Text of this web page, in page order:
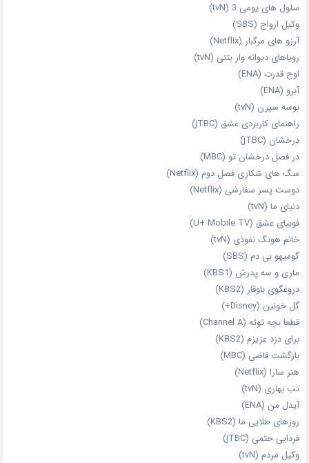
سلول های یومی 3 (tvN)
وکیل ارواح (SBS)
آرزو های مرگبار (Netflix)
رویاهای دیوانه‌ وار بتنی (tvN)
اوج قدرت (ENA)
آبرو (ENA)
بوسه سیرن (tvN)
راهنمای کاربردی عشق (jTBC)
درخشان (jTBC)
در فصل درخشان تو (MBC)
سگ های شکاری فصل دوم (Netflix)
دوست‌ پسر سفارشی (Netflix)
دنیای ما (tvN)
فوبیای عشق (U+ Mobile TV)
خانم هونگ نفوذی (tvN)
گومیهو بی دم (SBS)
ماری و سه پدرش (KBS1)
دروغگوی باوقار (KBS2)
گل خونین (Disney+)
قطعا بچه توئه (Channel A)
برای دزد عزیزم (KBS2)
بازگشت قاضی (MBC)
هنر سارا (Netflix)
تب بهاری (tvN)
آیدل من (ENA)
روزهای طلایی ما (KBS2)
فردایی حتمی (jTBC)
وکیل مردم (tvN)